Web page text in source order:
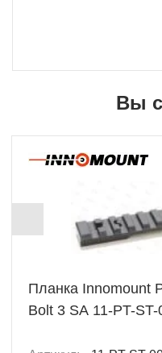
Вы
Планка Innomount
Bolt 3 SA 11-PT-